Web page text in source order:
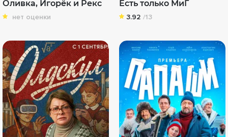
Оливка, Игорёк и Рекс
нет оценки
Есть только МиГ
3.92 /13